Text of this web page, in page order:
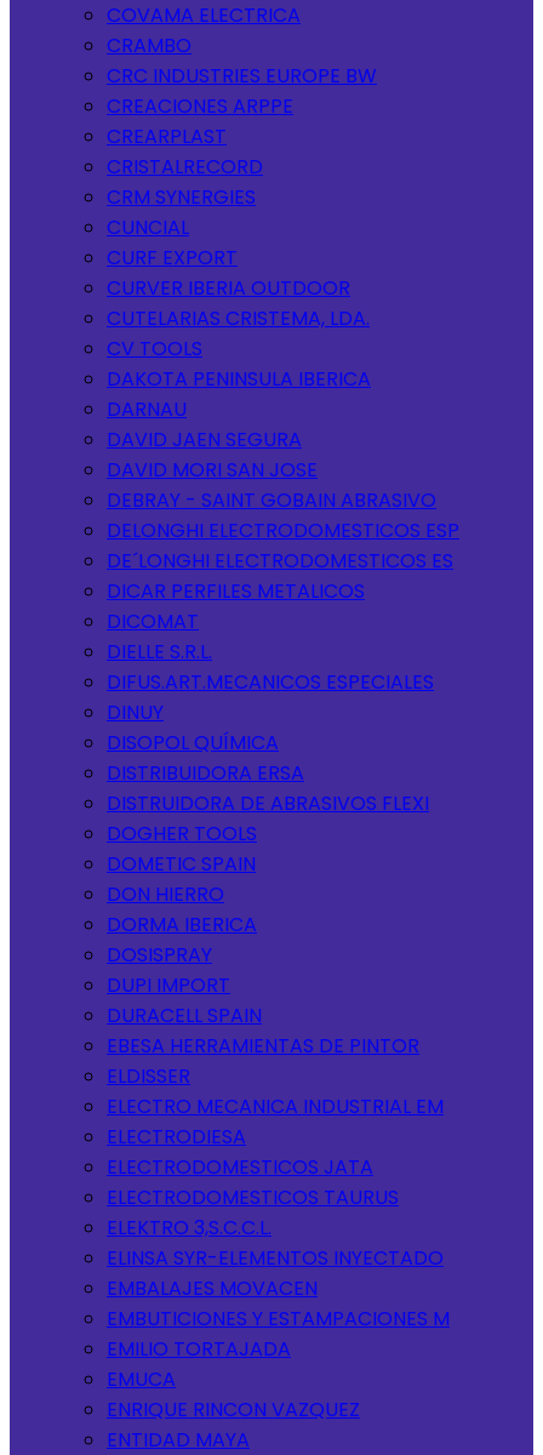
COVAMA ELECTRICA
CRAMBO
CRC INDUSTRIES EUROPE BW
CREACIONES ARPPE
CREARPLAST
CRISTALRECORD
CRM SYNERGIES
CUNCIAL
CURF EXPORT
CURVER IBERIA OUTDOOR
CUTELARIAS CRISTEMA, LDA.
CV TOOLS
DAKOTA PENINSULA IBERICA
DARNAU
DAVID JAEN SEGURA
DAVID MORI SAN JOSE
DEBRAY - SAINT GOBAIN ABRASIVO
DELONGHI ELECTRODOMESTICOS ESP
DE´LONGHI ELECTRODOMESTICOS ES
DICAR PERFILES METALICOS
DICOMAT
DIELLE S.R.L.
DIFUS.ART.MECANICOS ESPECIALES
DINUY
DISOPOL QUÍMICA
DISTRIBUIDORA ERSA
DISTRUIDORA DE ABRASIVOS FLEXI
DOGHER TOOLS
DOMETIC SPAIN
DON HIERRO
DORMA IBERICA
DOSISPRAY
DUPI IMPORT
DURACELL SPAIN
EBESA HERRAMIENTAS DE PINTOR
ELDISSER
ELECTRO MECANICA INDUSTRIAL EM
ELECTRODIESA
ELECTRODOMESTICOS JATA
ELECTRODOMESTICOS TAURUS
ELEKTRO 3,S.C.C.L.
ELINSA SYR-ELEMENTOS INYECTADO
EMBALAJES MOVACEN
EMBUTICIONES Y ESTAMPACIONES M
EMILIO TORTAJADA
EMUCA
ENRIQUE RINCON VAZQUEZ
ENTIDAD MAYA